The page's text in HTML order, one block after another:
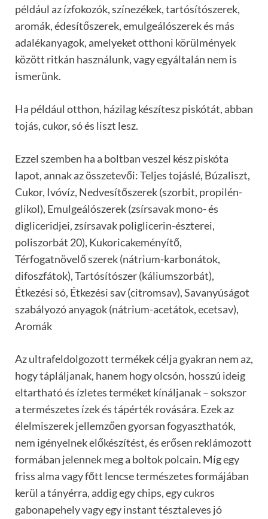
például az ízfokozók, színezékek, tartósítószerek,
aromák, édesítőszerek, emulgeálószerek és más
adalékanyagok, amelyeket otthoni körülmények
között ritkán használunk, vagy egyáltalán nem is
ismerünk.
Ha például otthon, házilag készítesz piskótát, abban
tojás, cukor, só és liszt lesz.
Ezzel szemben ha a boltban veszel kész piskóta
lapot, annak az összetevői: Teljes tojáslé, Búzaliszt,
Cukor, Ivóvíz, Nedvesítőszerek (szorbit, propilén-
glikol), Emulgeálószerek (zsírsavak mono- és
digliceridjei, zsírsavak poliglicerin-észterei,
poliszorbát 20), Kukoricakeményítő,
Térfogatnövelő szerek (nátrium-karbonátok,
difoszfátok), Tartósítószer (káliumszorbát),
Étkezési só, Étkezési sav (citromsav), Savanyúságot
szabályozó anyagok (nátrium-acetátok, ecetsav),
Aromák
Az ultrafeldolgozott termékek célja gyakran nem az,
hogy tápláljanak, hanem hogy olcsón, hosszú ideig
eltartható és ízletes terméket kínáljanak – sokszor
a természetes ízek és tápérték rovására. Ezek az
élelmiszerek jellemzően gyorsan fogyaszthatók,
nem igényelnek előkészítést, és erősen reklámozott
formában jelennek meg a boltok polcain. Míg egy
friss alma vagy főtt lencse természetes formájában
kerül a tányérra, addig egy chips, egy cukros
gabonapehely vagy egy instant tésztaleves jó